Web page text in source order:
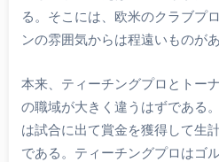
る。そこには、欧米のクラブプ
ンの雰囲気からは程遠いものがあ
本来、ティーチングプロとトー
の職域が大きく違うはずである
は試合に出て賞金を獲得して生
である。ティーチングプロはゴ